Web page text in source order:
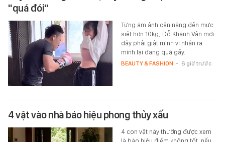
"quá đói"
Từng ám ảnh cân nặng đến mức
siết hơn 10kg, Đỗ Khánh Vân mới
đây phải giật mình vì nhận ra
mình lại đang quá gầy.
BEAUTY & FASHION - 6 giờ trước
4 vật vào nhà báo hiệu phong thủy xấu
4 con vật này thường được xem